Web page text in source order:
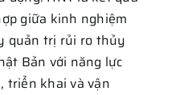
giữa kinh nghiệm
quản trị rủi ro thủy
Bản với năng lực
triển khai và vận